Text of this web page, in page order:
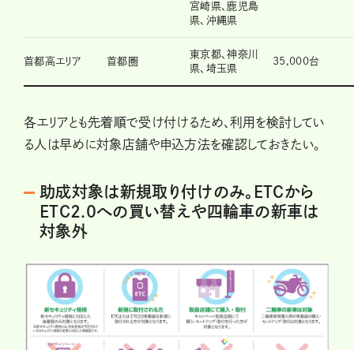
宮崎県、鹿児島
県、沖縄県
首都高エリア 首都圏
東京都、神奈川
県、埼玉県
35,000台
各エリアとも先着順で受け付けるため、利用を検討してい
る人は早めに対象店舗や申込方法を確認しておきたい。
助成対象は新規取り付けのみ。ETCから
ETC2.0への買い替えや四輪車の新車は
対象外